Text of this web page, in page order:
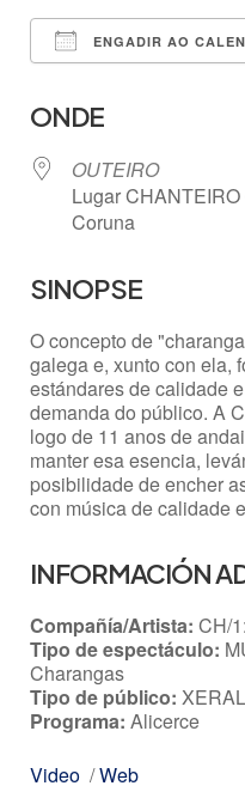
ENGADIR AO
ONDE
OUTEIRO
Lugar
Coruna
SINOPSE
O concepto de
galega e, xunto con ela,
estándares de calidade
demanda do público. A
logo de 11 anos de
manter esa esencia,
posibilidade de encher
con música de calidade
INFORMACIÓN
Compañía/Artista: CH/
Tipo de espectáculo:
Charangas
Tipo de público: XERAL
Programa: Alicerce
Video /Web